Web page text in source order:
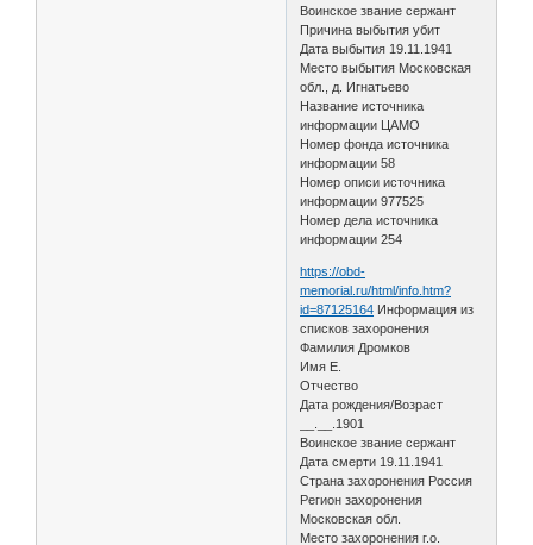
Воинское звание сержант
Причина выбытия убит
Дата выбытия 19.11.1941
Место выбытия Московская
обл., д. Игнатьево
Название источника
информации ЦАМО
Номер фонда источника
информации 58
Номер описи источника
информации 977525
Номер дела источника
информации 254
https://obd-
memorial.ru/html/info.htm?
id=87125164 Информация из
списков захоронения
Фамилия Дромков
Имя Е.
Отчество
Дата рождения/Возраст
__.__.1901
Воинское звание сержант
Дата смерти 19.11.1941
Страна захоронения Россия
Регион захоронения
Московская обл.
Место захоронения г.о.